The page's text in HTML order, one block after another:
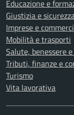
Educazione e
Giustizia e
Imprese e
Mobilità e trasporti
Salute, benessere
Tributi, finanze e
Turismo
Vita lavorativa